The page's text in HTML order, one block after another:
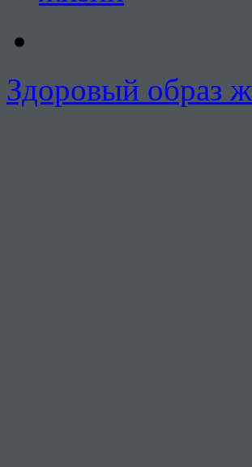
Здоровый образ